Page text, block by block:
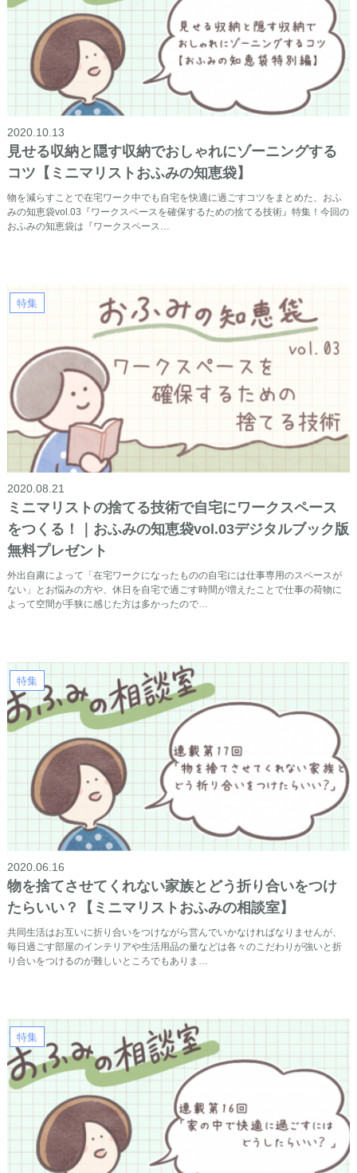
2020.10.13
見せる収納と隠す収納でおしゃれにゾーニングする
コツ【ミニマリストおふみの知恵袋】
物を減らすことで在宅ワーク中でも自宅を快適に過ごすコツをまとめた、おふ
みの知恵袋vol.03『ワークスペースを確保するための捨てる技術』特集！今回の
おふみの知恵袋は『ワークスペース…
特集
2020.08.21
ミニマリストの捨てる技術で自宅にワークスペース
をつくる！｜おふみの知恵袋vol.03デジタルブック版
無料プレゼント
外出自粛によって「在宅ワークになったものの自宅には仕事専用のスペースが
ない」とお悩みの方や、休日を自宅で過ごす時間が増えたことで仕事の荷物に
よって空間が手狭に感じた方は多かったので…
特集
2020.06.16
物を捨てさせてくれない家族とどう折り合いをつけ
たらいい？【ミニマリストおふみの相談室】
共同生活はお互いに折り合いをつけながら営んでいかなければなりませんが、
毎日過ごす部屋のインテリアや生活用品の量などは各々のこだわりが強いと折
り合いをつけるのが難しいところでもありま…
特集